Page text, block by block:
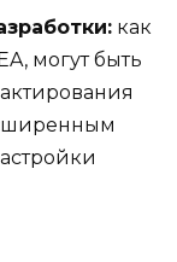
как
могут быть